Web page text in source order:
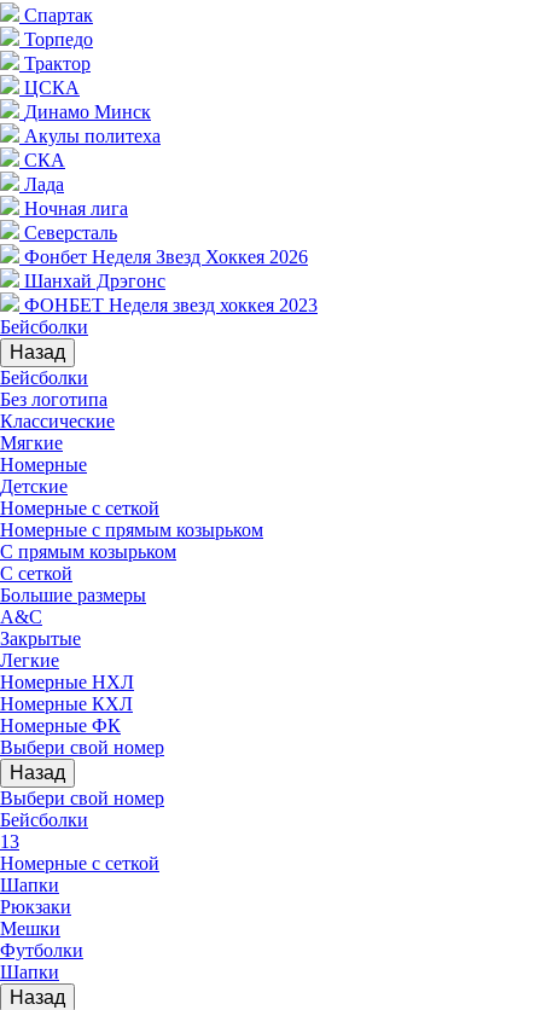
Спартак
Торпедо
Трактор
ЦСКА
Динамо Минск
Акулы политеха
СКА
Лада
Ночная лига
Северсталь
Фонбет Неделя Звезд Хоккея 2026
Шанхай Дрэгонс
ФОНБЕТ Неделя звезд хоккея 2023
Бейсболки
Назад
Бейсболки
Без логотипа
Классические
Мягкие
Номерные
Детские
Номерные с сеткой
Номерные с прямым козырьком
С прямым козырьком
С сеткой
Большие размеры
A&C
Закрытые
Легкие
Номерные НХЛ
Номерные КХЛ
Номерные ФК
Выбери свой номер
Назад
Выбери свой номер
Бейсболки
13
Номерные с сеткой
Шапки
Рюкзаки
Мешки
Футболки
Шапки
Назад